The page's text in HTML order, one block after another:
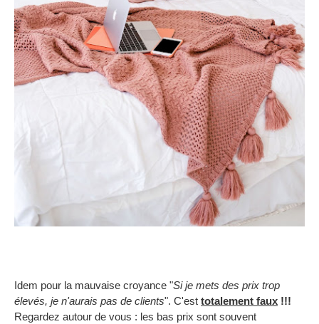
Idem pour la mauvaise croyance "Si je mets des prix trop
élevés, je n'aurais pas de clients". C'est totalement faux !!!
Regardez autour de vous : les bas prix sont souvent